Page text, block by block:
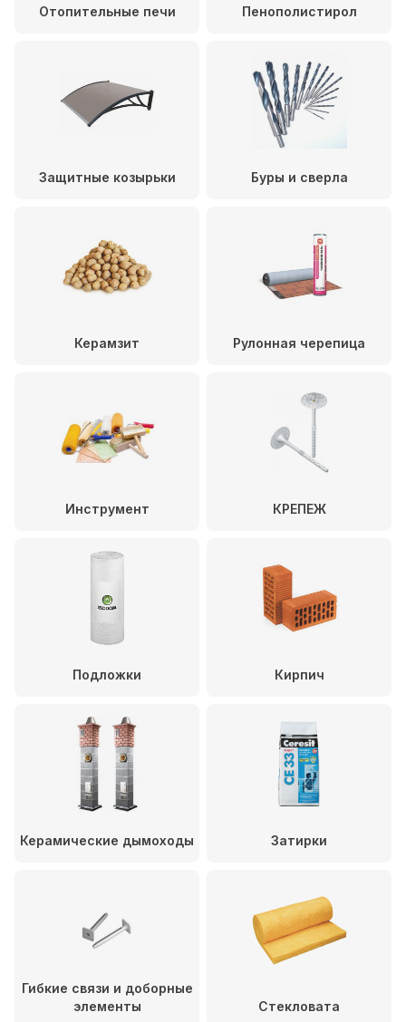
Отопительные печи Пенополистирол
Защитные козырьки Буры и сверла
Керамзит Рулонная черепица
Инструмент КРЕПЕЖ
Подложки Кирпич
Керамические дымоходы Затирки
Гибкие связи и доборные
элементы
Стекловата